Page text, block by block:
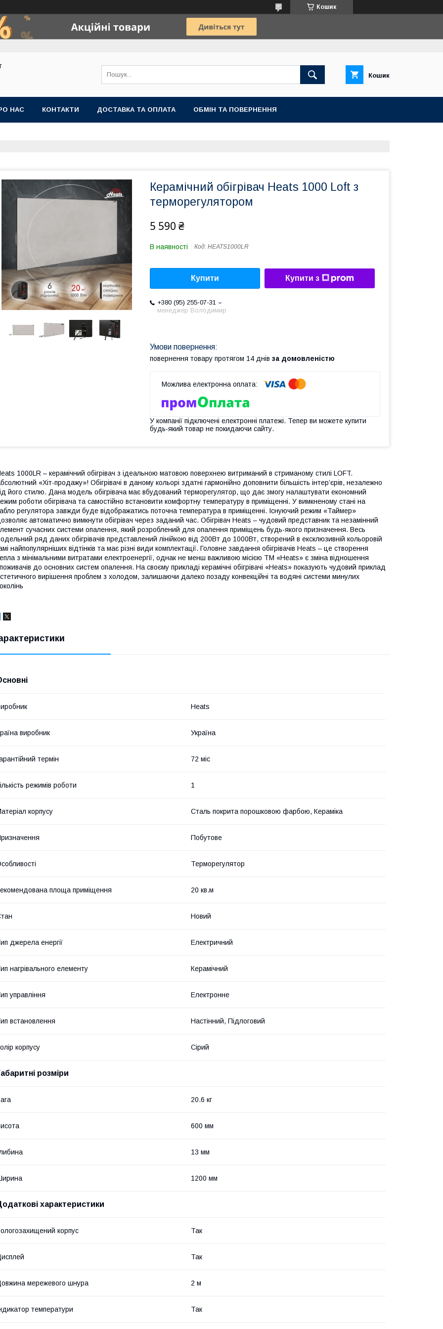
Кошик
Кошик
НАС КОНТАКТИ ДОСТАВКА ТА ОПЛАТА ОБМІН ТА ПОВЕРНЕННЯ
Керамічний обігрівач Heats 1000 Loft з
терморегулятором
5 590 ₴
В наявності Код: HEATS1000LR
Купити Купити з
+380 (95) 255-07-31
менеджер Володимир
повернення товару протягом 14 днів за домовленістю
У компанії підключені електронні платежі. Тепер ви можете купити
будь-який товар не покидаючи сайту.
1000LR – керамічний обігрівач з ідеальною матовою поверхнею витриманий в стриманому стилі LOFT.
«Хіт-продажу»! Обігрівачі в даному кольорі здатні гармонійно доповнити більшість інтер’єрів, незалежно
його стилю. Дана модель обігрівача має вбудований терморегулятор, що дає змогу налаштувати економний
роботи обігрівача та самостійно встановити комфортну температуру в приміщенні. У вимкненому стані на
регулятора завжди буде відображатись поточна температура в приміщенні. Існуючий режим «Таймер»
автоматично вимкнути обігрівач через заданий час. Обігрівач Heats – чудовий представник та незамінний
сучасних системи опалення, який розроблений для опалення приміщень будь-якого призначення. Весь
ряд даних обігрівачів представлений лінійкою від 200Вт до 1000Вт, створений в ексклюзивній кольоровій
найпопулярніших відтінків та має різні види комплектації. Головне завдання обігрівачів Heats – це створення
з мінімальними витратами електроенергії, однак не менш важливою місією ТМ «Heats» є зміна відношення
до основних систем опалення. На своєму прикладі керамічні обігрівачі «Heats» показують чудовий приклад
вирішення проблем з холодом, залишаючи далеко позаду конвекційні та водяні системи минулих
Heats
виробник Україна
термін 72 міс
режимів роботи 1
корпусу Сталь покрита порошковою фарбою, Кераміка
Побутове
Терморегулятор
площа приміщення 20 кв.м
Новий
джерела енергії Електричний
нагрівального елементу Керамічний
управління Електронне
встановлення Настінний, Підлоговий
корпусу Сірий
розміри
20.6 кг
600 мм
13 мм
1200 мм
характеристики
корпус Так
Так
мережевого шнура 2 м
температури Так